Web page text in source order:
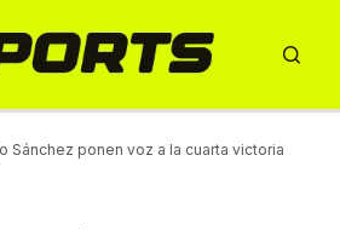
Sánchez ponen voz a la cuarta victoria